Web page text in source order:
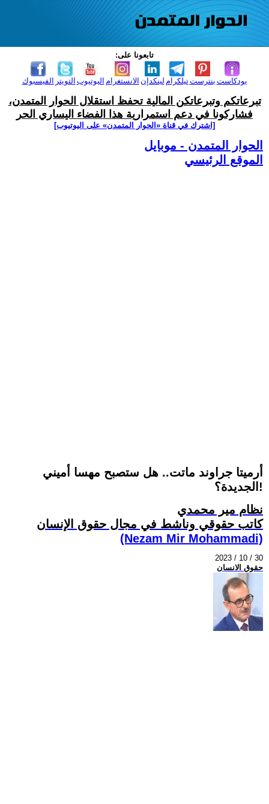
تابعونا على:
الفيسبوك التويتر اليوتيوب الانستغرام لينكدإن تيلكرامبنترست بودكاست
تبرعاتكم وتبرعاتكن المالية تحفظ استقلال الحوار المتمدن،
فشاركونا في دعم استمرارية هذا الفضاء اليساري الحر
[اشترك في قناة ‫«الحوار المتمدن» على اليوتيوب]
الحوار المتمدن - موبايل
الموقع الرئيسي
أرميتا جراوند ماتت.. هل ستصبح مهسا أميني
الجديدة؟!
نظام مير محمدي
كاتب حقوقي وناشط في مجال حقوق الإنسان
(Nezam Mir Mohammadi)
2023 / 10 / 30
حقوق الانسان